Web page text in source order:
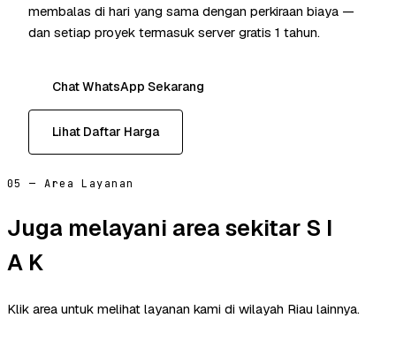
membalas di hari yang sama dengan perkiraan biaya —
dan setiap proyek termasuk server gratis 1 tahun.
Chat WhatsApp Sekarang
Lihat Daftar Harga
05 — Area Layanan
Juga melayani area sekitar S I
A K
Klik area untuk melihat layanan kami di wilayah Riau lainnya.